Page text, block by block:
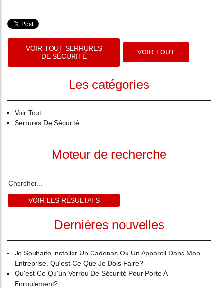
VOIR TOUT SERRURES
DE SÉCURITÉ
VOIR TOUT
Les catégories
Voir Tout
Serrures De Sécurité
Moteur de recherche
Dernières nouvelles
Je Souhaite Installer Un Cadenas Ou Un Appareil Dans Mon
Entreprise. Qu'est-Ce Que Je Dois Faire?
Qu'est-Ce Qu'un Verrou De Sécurité Pour Porte À
Enroulement?